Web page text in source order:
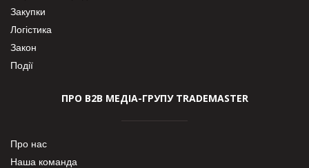
Закупки
Логістика
Закон
Події
ПРО В2В МЕДІА-ГРУПУ TRADEMASTER
Про нас
Наша команда